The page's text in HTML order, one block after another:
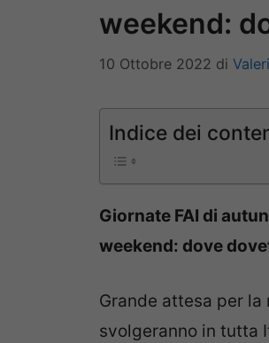
weekend:
10 Ottobre 2022 di
Indice dei
Giornate FAI di
weekend: dove
Grande attesa per
svolgeranno in tutta